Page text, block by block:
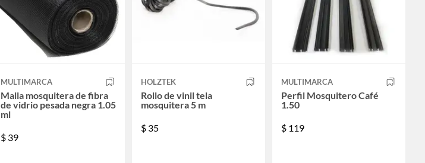
MULTIMARCA
Malla mosquitera de fibra
de vidrio pesada negra 1.05
ml
$ 39
HOLZTEK
Rollo de vinil tela
mosquitera 5 m
$ 35
MULTIMARCA
Perfil Mosquitero Café
1.50
$ 119